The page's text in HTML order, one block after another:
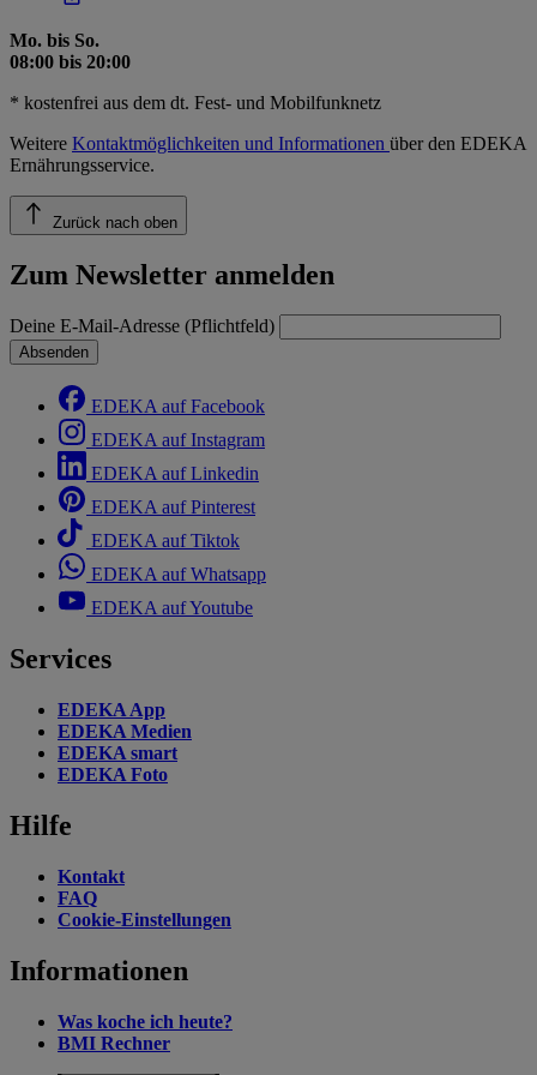
Mo. bis So.
08:00 bis 20:00
* kostenfrei aus dem dt. Fest- und Mobilfunknetz
Weitere Kontaktmöglichkeiten und Informationen über den EDEKA
Ernährungsservice.
Zurück nach oben
Zum Newsletter anmelden
Deine E-Mail-Adresse (Pflichtfeld)
Absenden
EDEKA auf Facebook
EDEKA auf Instagram
EDEKA auf Linkedin
EDEKA auf Pinterest
EDEKA auf Tiktok
EDEKA auf Whatsapp
EDEKA auf Youtube
Services
EDEKA App
EDEKA Medien
EDEKA smart
EDEKA Foto
Hilfe
Kontakt
FAQ
Cookie-Einstellungen
Informationen
Was koche ich heute?
BMI Rechner